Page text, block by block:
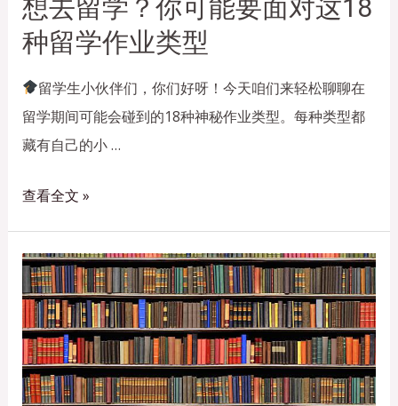
想去留学？你可能要面对这18
种留学作业类型
留学生小伙伴们，你们好呀！今天咱们来轻松聊聊在
留学期间可能会碰到的18种神秘作业类型。每种类型都
藏有自己的小 …
查看全文 »